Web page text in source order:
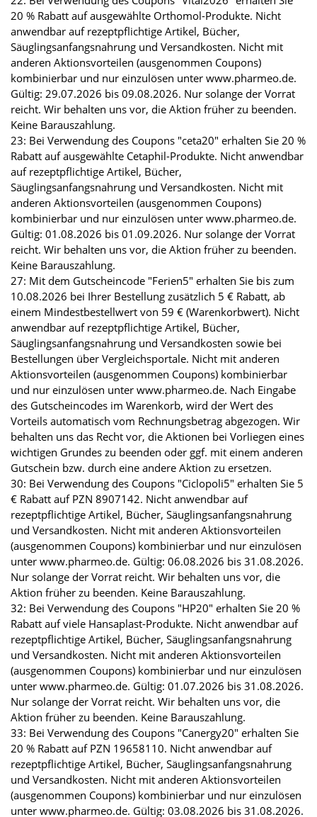
20 % Rabatt auf ausgewählte Orthomol-Produkte. Nicht
anwendbar auf rezeptpflichtige Artikel, Bücher,
Säuglingsanfangsnahrung und Versandkosten. Nicht mit
anderen Aktionsvorteilen (ausgenommen Coupons)
kombinierbar und nur einzulösen unter www.pharmeo.de.
Gültig: 29.07.2026 bis 09.08.2026. Nur solange der Vorrat
reicht. Wir behalten uns vor, die Aktion früher zu beenden.
Keine Barauszahlung.
23: Bei Verwendung des Coupons "ceta20" erhalten Sie 20 %
Rabatt auf ausgewählte Cetaphil-Produkte. Nicht anwendbar
auf rezeptpflichtige Artikel, Bücher,
Säuglingsanfangsnahrung und Versandkosten. Nicht mit
anderen Aktionsvorteilen (ausgenommen Coupons)
kombinierbar und nur einzulösen unter www.pharmeo.de.
Gültig: 01.08.2026 bis 01.09.2026. Nur solange der Vorrat
reicht. Wir behalten uns vor, die Aktion früher zu beenden.
Keine Barauszahlung.
27: Mit dem Gutscheincode "Ferien5" erhalten Sie bis zum
10.08.2026 bei Ihrer Bestellung zusätzlich 5 € Rabatt, ab
einem Mindestbestellwert von 59 € (Warenkorbwert). Nicht
anwendbar auf rezeptpflichtige Artikel, Bücher,
Säuglingsanfangsnahrung und Versandkosten sowie bei
Bestellungen über Vergleichsportale. Nicht mit anderen
Aktionsvorteilen (ausgenommen Coupons) kombinierbar
und nur einzulösen unter www.pharmeo.de. Nach Eingabe
des Gutscheincodes im Warenkorb, wird der Wert des
Vorteils automatisch vom Rechnungsbetrag abgezogen. Wir
behalten uns das Recht vor, die Aktionen bei Vorliegen eines
wichtigen Grundes zu beenden oder ggf. mit einem anderen
Gutschein bzw. durch eine andere Aktion zu ersetzen.
30: Bei Verwendung des Coupons "Ciclopoli5" erhalten Sie 5
€ Rabatt auf PZN 8907142. Nicht anwendbar auf
rezeptpflichtige Artikel, Bücher, Säuglingsanfangsnahrung
und Versandkosten. Nicht mit anderen Aktionsvorteilen
(ausgenommen Coupons) kombinierbar und nur einzulösen
unter www.pharmeo.de. Gültig: 06.08.2026 bis 31.08.2026.
Nur solange der Vorrat reicht. Wir behalten uns vor, die
Aktion früher zu beenden. Keine Barauszahlung.
32: Bei Verwendung des Coupons "HP20" erhalten Sie 20 %
Rabatt auf viele Hansaplast-Produkte. Nicht anwendbar auf
rezeptpflichtige Artikel, Bücher, Säuglingsanfangsnahrung
und Versandkosten. Nicht mit anderen Aktionsvorteilen
(ausgenommen Coupons) kombinierbar und nur einzulösen
unter www.pharmeo.de. Gültig: 01.07.2026 bis 31.08.2026.
Nur solange der Vorrat reicht. Wir behalten uns vor, die
Aktion früher zu beenden. Keine Barauszahlung.
33: Bei Verwendung des Coupons "Canergy20" erhalten Sie
20 % Rabatt auf PZN 19658110. Nicht anwendbar auf
rezeptpflichtige Artikel, Bücher, Säuglingsanfangsnahrung
und Versandkosten. Nicht mit anderen Aktionsvorteilen
(ausgenommen Coupons) kombinierbar und nur einzulösen
unter www.pharmeo.de. Gültig: 03.08.2026 bis 31.08.2026.